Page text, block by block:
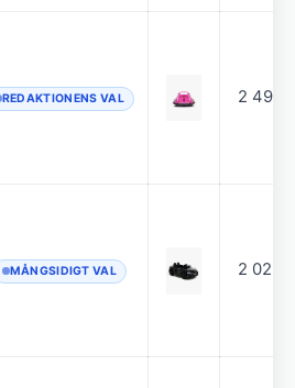
REDAKTIONENS VAL 2 499
MÅNGSIDIGT VAL 2 029